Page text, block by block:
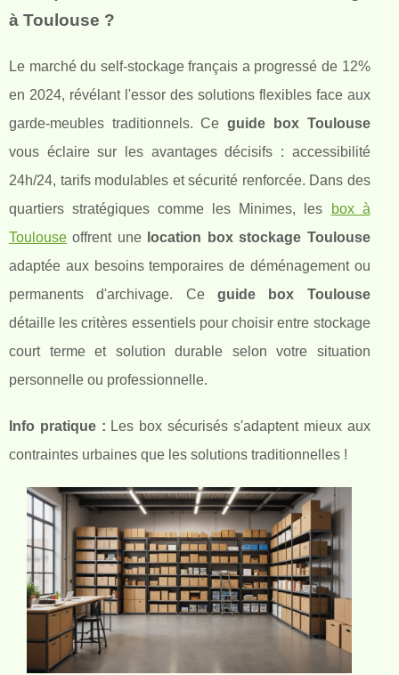
à Toulouse ?
Le marché du self-stockage français a progressé de 12%
en 2024, révélant l'essor des solutions flexibles face aux
garde-meubles traditionnels. Ceguide box Toulouse
vous éclaire sur les avantages décisifs : accessibilité
24h/24, tarifs modulables et sécurité renforcée. Dans des
quartiers stratégiques comme les Minimes, les
box à
Toulouse offrent une location box stockage Toulouse
adaptée aux besoins temporaires de déménagement ou
permanents d'archivage. Ce guide box Toulouse
détaille les critères essentiels pour choisir entre stockage
court terme et solution durable selon votre situation
personnelle ou professionnelle.
Info pratique : Les box sécurisés s'adaptent mieux aux
contraintes urbaines que les solutions traditionnelles !